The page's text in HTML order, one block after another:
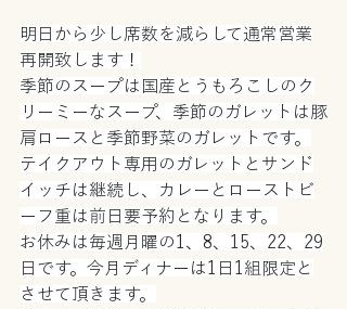
明日から少し席数を減らして通常営業
再開致します！
季節のスープは国産とうもろこしのク
リーミーなスープ、季節のガレットは豚
肩ロースと季節野菜のガレットです。
テイクアウト専用のガレットとサンド
イッチは継続し、カレーとローストビ
ーフ重は前日要予約となります。
お休みは毎週月曜の1、8、15、22、29
日です。今月ディナーは1日1組限定と
させて頂きます。